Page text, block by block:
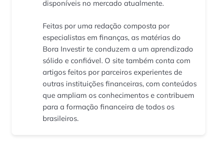
disponíveis no mercado atualmente.
Feitas por uma redação composta por
especialistas em finanças, as matérias do
Bora Investir te conduzem a um aprendizado
sólido e confiável. O site também conta com
artigos feitos por parceiros experientes de
outras instituições financeiras, com conteúdos
que ampliam os conhecimentos e contribuem
para a formação financeira de todos os
brasileiros.